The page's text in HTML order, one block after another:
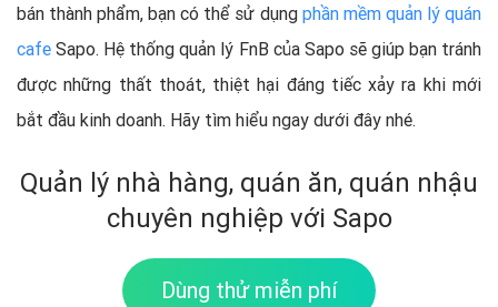
bán thành phẩm, bạn có thể sử dụng phần mềm quản lý quán
cafe Sapo. Hệ thống quản lý FnB của Sapo sẽ giúp bạn tránh
được những thất thoát, thiệt hại đáng tiếc xảy ra khi mới
bắt đầu kinh doanh. Hãy tìm hiểu ngay dưới đây nhé.
Quản lý nhà hàng, quán ăn, quán nhậu
chuyên nghiệp với Sapo
Dùng thử miễn phí